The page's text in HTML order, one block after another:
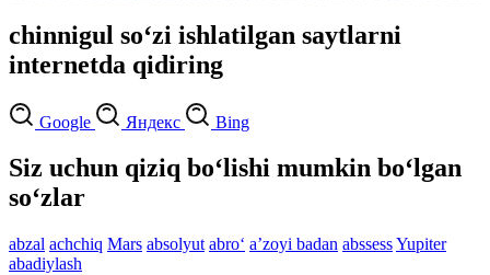
chinnigul so‘zi ishlatilgan saytlarni
internetda qidiring
Google Яндекс Bing
Siz uchun qiziq bo‘lishi mumkin bo‘lgan
so‘zlar
abzal achchiq Mars absolyut abro‘ aʼzoyi badan abssessYupiter
abadiylash